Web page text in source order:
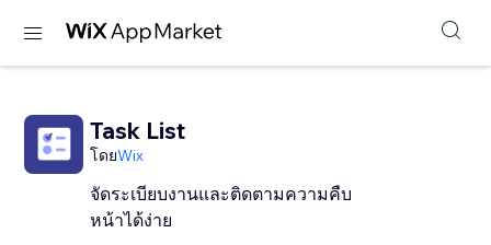
Task List
โดยWix
จัดระเบียบงานและติดตามความคืบ
หน้าได้ง่าย